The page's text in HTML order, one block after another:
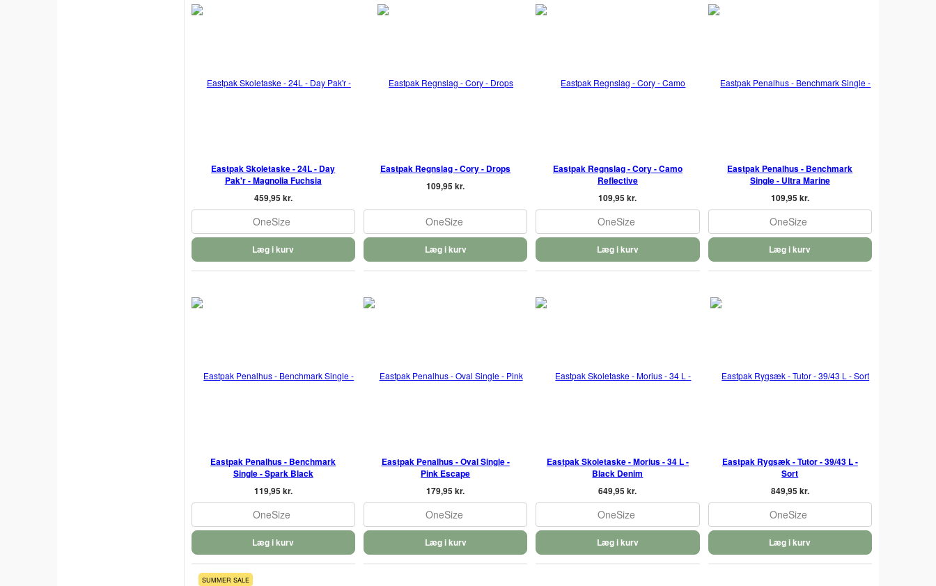
Eastpak Skoletaske - 24L - Day
Pak'r - Magnolia Fuchsia
459,95 kr.
OneSize
Læg i kurv
Eastpak Regnslag - Cory - Drops
109,95 kr.
OneSize
Læg i kurv
Eastpak Regnslag - Cory - Camo
Reflective
109,95 kr.
OneSize
Læg i kurv
Eastpak Penalhus - Benchmark
Single - Ultra Marine
109,95 kr.
OneSize
Læg i kurv
Eastpak Penalhus - Benchmark
Single - Spark Black
119,95 kr.
OneSize
Læg i kurv
Eastpak Penalhus - Oval Single -
Pink Escape
179,95 kr.
OneSize
Læg i kurv
Eastpak Skoletaske - Morius - 34 L -
Black Denim
649,95 kr.
OneSize
Læg i kurv
Eastpak Rygsæk - Tutor - 39/43 L -
Sort
849,95 kr.
OneSize
Læg i kurv
SUMMER SALE